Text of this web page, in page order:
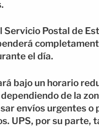
Servicio Postal de
el día.
bajo un horario
de la
envíos urgentes o
UPS, por su parte,